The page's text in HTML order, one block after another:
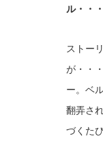
ル・・
ストー
が・・
ー。ベ
翻弄さ
づくた